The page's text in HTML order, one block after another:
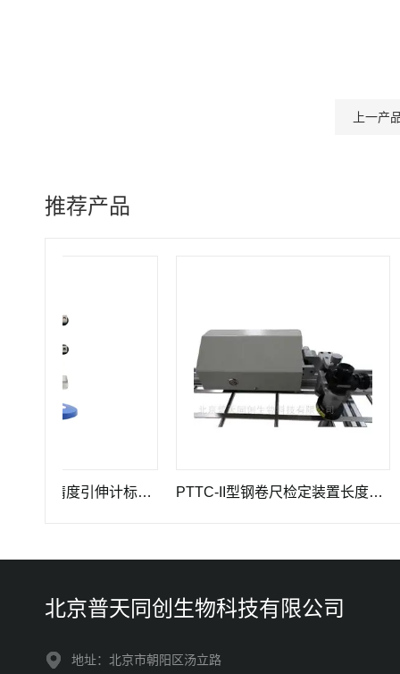
上一产
推荐产品
GWB-200JA型高精度引伸计标定仪长度计量器具 PTTC-II型钢卷尺检定装置长度计量仪器
北京普天同创生物科技有限公司
地址：北京市朝阳区汤立路